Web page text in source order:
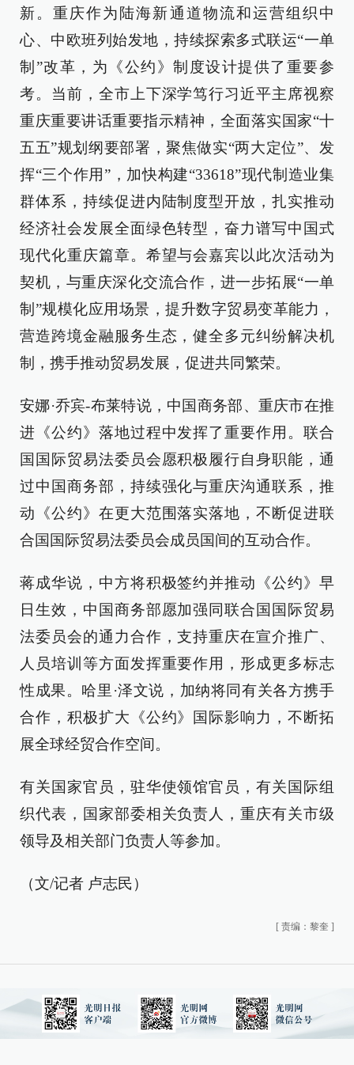
新。重庆作为陆海新通道物流和运营组织中
心、中欧班列始发地，持续探索多式联运“一单
制”改革，为《公约》制度设计提供了重要参
考。当前，全市上下深学笃行习近平主席视察
重庆重要讲话重要指示精神，全面落实国家“十
五五”规划纲要部署，聚焦做实“两大定位”、发
挥“三个作用”，加快构建“33618”现代制造业集
群体系，持续促进内陆制度型开放，扎实推动
经济社会发展全面绿色转型，奋力谱写中国式
现代化重庆篇章。希望与会嘉宾以此次活动为
契机，与重庆深化交流合作，进一步拓展“一单
制”规模化应用场景，提升数字贸易变革能力，
营造跨境金融服务生态，健全多元纠纷解决机
制，携手推动贸易发展，促进共同繁荣。
安娜·乔宾-布莱特说，中国商务部、重庆市在推
进《公约》落地过程中发挥了重要作用。联合
国国际贸易法委员会愿积极履行自身职能，通
过中国商务部，持续强化与重庆沟通联系，推
动《公约》在更大范围落实落地，不断促进联
合国国际贸易法委员会成员国间的互动合作。
蒋成华说，中方将积极签约并推动《公约》早
日生效，中国商务部愿加强同联合国国际贸易
法委员会的通力合作，支持重庆在宣介推广、
人员培训等方面发挥重要作用，形成更多标志
性成果。哈里·泽文说，加纳将同有关各方携手
合作，积极扩大《公约》国际影响力，不断拓
展全球经贸合作空间。
有关国家官员，驻华使领馆官员，有关国际组
织代表，国家部委相关负责人，重庆有关市级
领导及相关部门负责人等参加。
（文/记者 卢志民）
[ 责编：黎奎 ]